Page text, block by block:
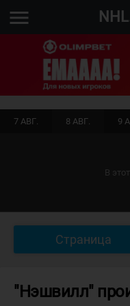
menu
7 АВГ. 8 АВГ. 9
В
Страница
"Нэшвилл"